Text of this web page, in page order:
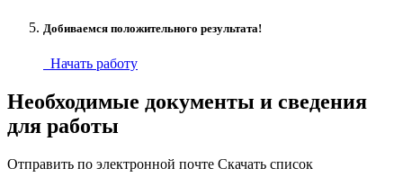
Добиваемся положительного результата!
Начать работу
Необходимые документы и сведения
для работы
Отправить по электронной почте Скачать список